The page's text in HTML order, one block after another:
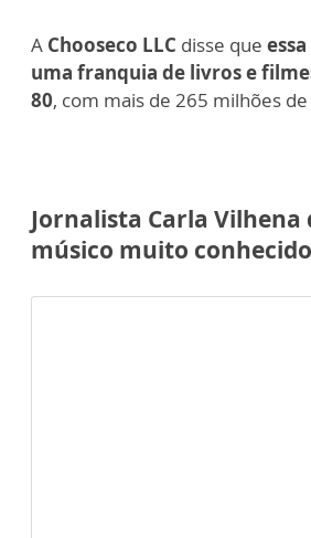
A Chooseco LLC disse que
uma franquia de livros e
80, com mais de 265 milhões
Jornalista Carla Vilhena
músico muito